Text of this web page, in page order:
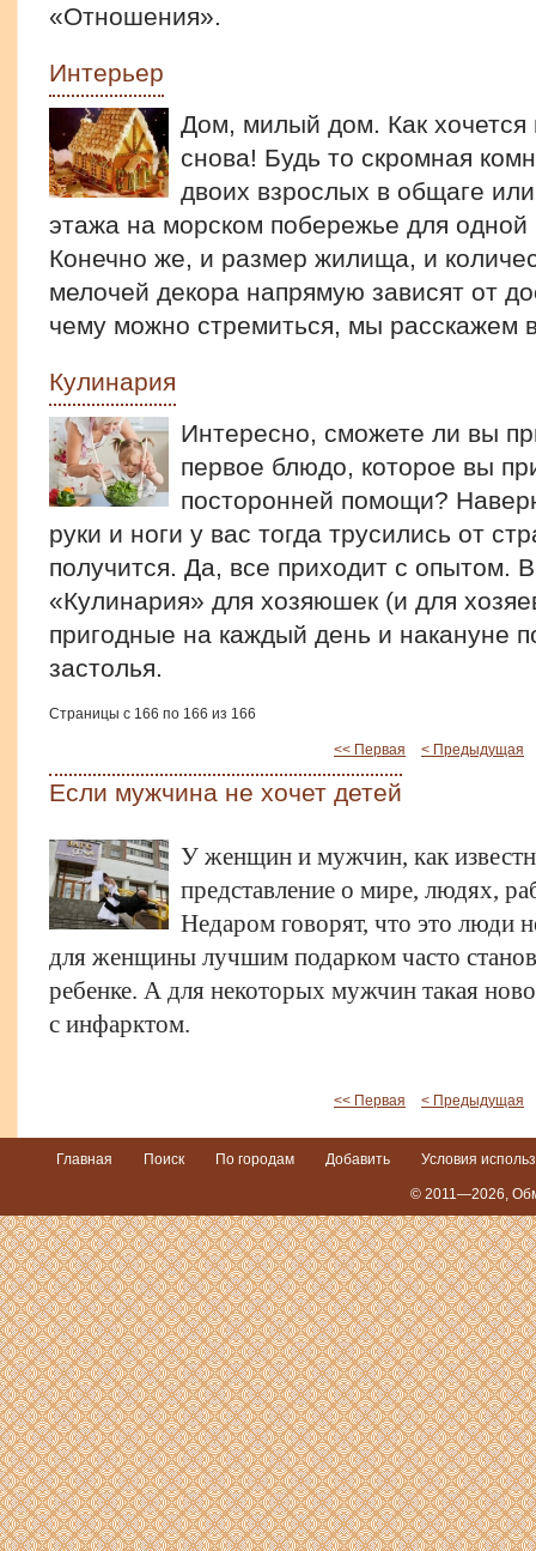
«Отношения».
Интерьер
Дом, милый дом. Как
снова! Будь то скромная
двоих взрослых в общаге
этажа на морском побережье для
Конечно же, и размер жилища, и
мелочей декора напрямую зависят от
чему можно стремиться, мы расскажем
Кулинария
Интересно, сможете ли вы
первое блюдо, которое вы
посторонней помощи?
руки и ноги у вас тогда трусились от
получится. Да, все приходит с опытом.
«Кулинария» для хозяюшек (и для
пригодные на каждый день и накануне
застолья.
Страницы с 166 по 166 из 166
<< Первая < Предыдущая
Если мужчина не хочет детей
У женщин и мужчин, как
представление о мире, людях,
Недаром говорят, что это люди
для женщины лучшим подарком часто
ребенке. А для некоторых мужчин такая
с инфарктом.
<< Первая < Предыдущая
Главная Поиск По городам Добавить Условия
© 2011—2026,